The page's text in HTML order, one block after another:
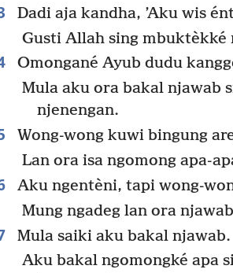
Dadi aja kandha, ’Aku wis
Gusti Allah sing mbuktèkké
Omongané Ayub dudu
Mula aku ora bakal njawab
njenengan.
Wong-wong kuwi bingung
Lan ora isa ngomong apa-
Aku ngentèni, tapi wong-
Mung ngadeg lan ora
Mula saiki aku bakal njawab.
Aku bakal ngomongké apa